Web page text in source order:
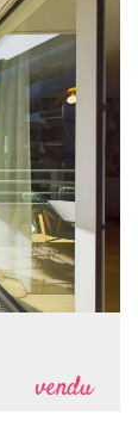
vendu